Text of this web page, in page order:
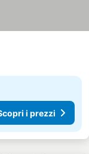
i prezzi